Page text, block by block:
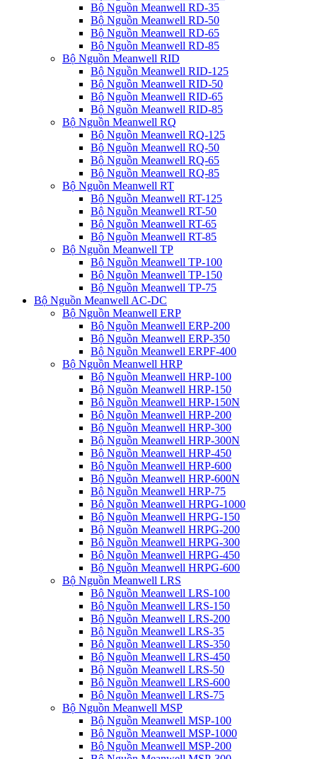
Bộ Nguồn Meanwell RD-35
Bộ Nguồn Meanwell RD-50
Bộ Nguồn Meanwell RD-65
Bộ Nguồn Meanwell RD-85
Bộ Nguồn Meanwell RID
Bộ Nguồn Meanwell RID-125
Bộ Nguồn Meanwell RID-50
Bộ Nguồn Meanwell RID-65
Bộ Nguồn Meanwell RID-85
Bộ Nguồn Meanwell RQ
Bộ Nguồn Meanwell RQ-125
Bộ Nguồn Meanwell RQ-50
Bộ Nguồn Meanwell RQ-65
Bộ Nguồn Meanwell RQ-85
Bộ Nguồn Meanwell RT
Bộ Nguồn Meanwell RT-125
Bộ Nguồn Meanwell RT-50
Bộ Nguồn Meanwell RT-65
Bộ Nguồn Meanwell RT-85
Bộ Nguồn Meanwell TP
Bộ Nguồn Meanwell TP-100
Bộ Nguồn Meanwell TP-150
Bộ Nguồn Meanwell TP-75
Bộ Nguồn Meanwell AC-DC
Bộ Nguồn Meanwell ERP
Bộ Nguồn Meanwell ERP-200
Bộ Nguồn Meanwell ERP-350
Bộ Nguồn Meanwell ERPF-400
Bộ Nguồn Meanwell HRP
Bộ Nguồn Meanwell HRP-100
Bộ Nguồn Meanwell HRP-150
Bộ Nguồn Meanwell HRP-150N
Bộ Nguồn Meanwell HRP-200
Bộ Nguồn Meanwell HRP-300
Bộ Nguồn Meanwell HRP-300N
Bộ Nguồn Meanwell HRP-450
Bộ Nguồn Meanwell HRP-600
Bộ Nguồn Meanwell HRP-600N
Bộ Nguồn Meanwell HRP-75
Bộ Nguồn Meanwell HRPG-1000
Bộ Nguồn Meanwell HRPG-150
Bộ Nguồn Meanwell HRPG-200
Bộ Nguồn Meanwell HRPG-300
Bộ Nguồn Meanwell HRPG-450
Bộ Nguồn Meanwell HRPG-600
Bộ Nguồn Meanwell LRS
Bộ Nguồn Meanwell LRS-100
Bộ Nguồn Meanwell LRS-150
Bộ Nguồn Meanwell LRS-200
Bộ Nguồn Meanwell LRS-35
Bộ Nguồn Meanwell LRS-350
Bộ Nguồn Meanwell LRS-450
Bộ Nguồn Meanwell LRS-50
Bộ Nguồn Meanwell LRS-600
Bộ Nguồn Meanwell LRS-75
Bộ Nguồn Meanwell MSP
Bộ Nguồn Meanwell MSP-100
Bộ Nguồn Meanwell MSP-1000
Bộ Nguồn Meanwell MSP-200